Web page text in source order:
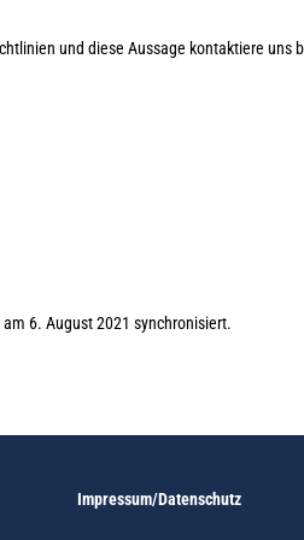
und diese Aussage kontaktiere
am 6. August 2021 synchronisiert.
Impressum/Datenschutz